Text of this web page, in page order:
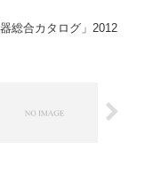
総合カタログ」2012